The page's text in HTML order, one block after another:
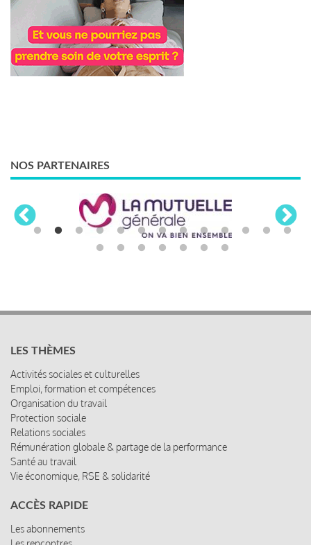
NOS PARTENAIRES
LES THÈMES
Activités sociales et culturelles
Emploi, formation et compétences
Organisation du travail
Protection sociale
Relations sociales
Rémunération globale & partage de la performance
Santé au travail
Vie économique, RSE & solidarité
ACCÈS RAPIDE
Les abonnements